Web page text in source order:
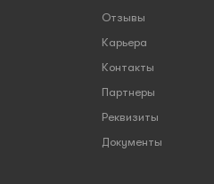
Отзывы
Карьера
Контакты
Партнеры
Реквизиты
Документы